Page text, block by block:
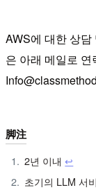
AWS에 대한 상
은 아래 메일로
脚注
2년 이내↩︎
초기의 LLM 서